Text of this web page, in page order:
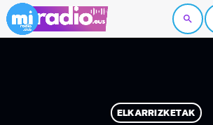
search
ELKARRIZKETAK